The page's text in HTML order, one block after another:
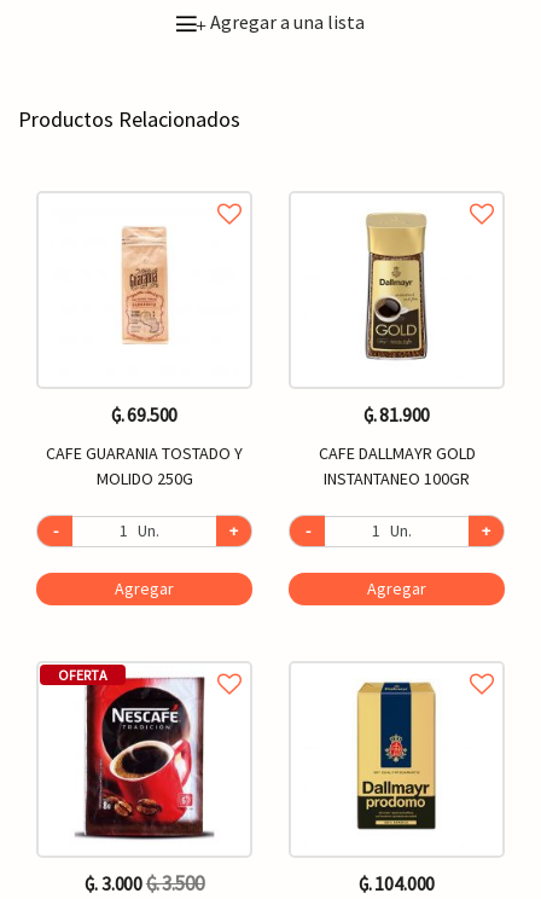
+Agregar a una lista
Productos Relacionados
₲. 69.500
CAFE GUARANIA TOSTADO Y
MOLIDO 250G
- Un. +
Agregar
OFERTA
₲. 3.000₲. 3.500
₲. 81.900
CAFE DALLMAYR GOLD
INSTANTANEO 100GR
- Un. +
Agregar
₲. 104.000